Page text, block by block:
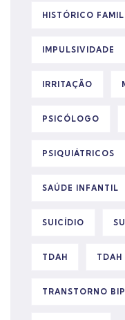
HISTÓRICO
IMPULSIVIDADE
IRRITAÇÃO
PSICÓLOGO
PSIQUIÁTRICOS
SAÚDE INFANTIL
SUICÍDIO
TDAH TDAH
TRANSTORNO